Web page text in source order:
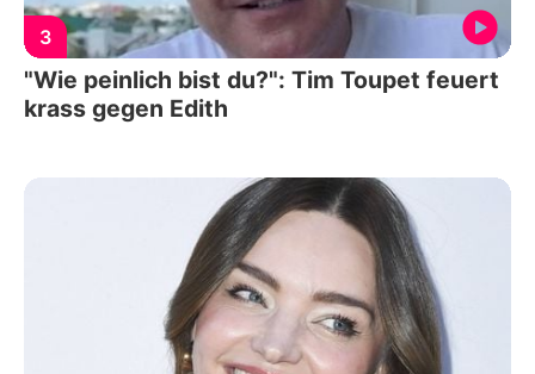
3
"Wie peinlich bist du?": Tim Toupet feuert
krass gegen Edith